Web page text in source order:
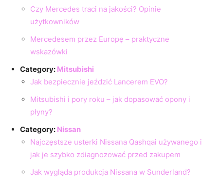
Czy Mercedes traci na jakości? Opinie
użytkowników
Mercedesem przez Europę – praktyczne
wskazówki
Category: Mitsubishi
Jak bezpiecznie jeździć Lancerem EVO?
Mitsubishi i pory roku – jak dopasować opony i
płyny?
Category: Nissan
Najczęstsze usterki Nissana Qashqai używanego i
jak je szybko zdiagnozować przed zakupem
Jak wygląda produkcja Nissana w Sunderland?